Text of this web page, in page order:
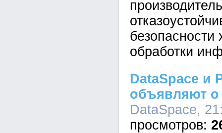
безопасности
обработки
DataSpace
объявляют о
DataSpace,